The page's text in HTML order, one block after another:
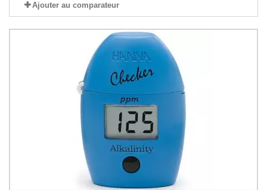
Ajouter au comparateur